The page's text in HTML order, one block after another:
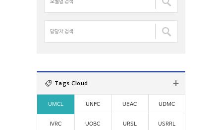
색
:
델
명
:자
:
Tags Cloud
UMCL UNFC UEAC UDMC
IVRC UOBC URSL USRRL